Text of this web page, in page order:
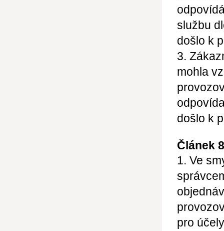
službu
došlo k
3.
mohla
došlo k
Článek
1. Ve
pro